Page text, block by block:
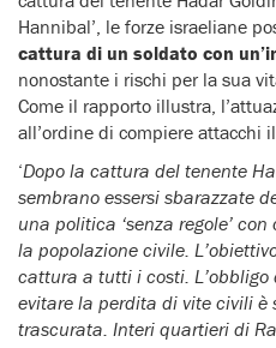
Hannibal’, le forze israeliane
cattura di un soldato con
nonostante i rischi per la sua
Come il rapporto illustra,
all’ordine di compiere attacchi
‘Dopo la cattura del tenente
sembrano essersi sbarazzate
una politica ‘senza regole’
la popolazione civile.
cattura a tutti i costi.
evitare la perdita di vite civili è
trascurata. Interi quartieri di